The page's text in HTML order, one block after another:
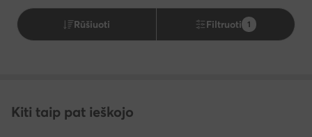
Rūšiuoti Filtruoti 1
Kiti taip pat ieškojo